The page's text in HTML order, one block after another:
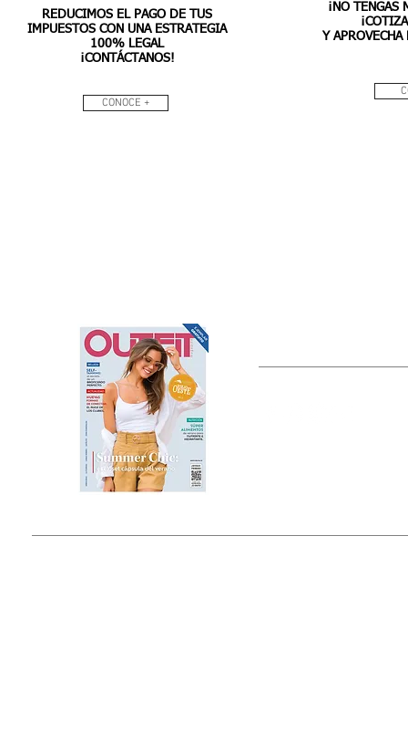
REDUCIMOS EL PAGO DE TUS
IMPUESTOS CON UNA ESTRATEGIA
100% LEGAL
¡CONTÁCTANOS!
CONOCE +
¡NO TENGAS
Y